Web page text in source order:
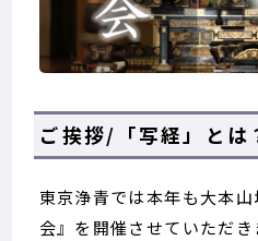
ご挨拶/「写経」とは
東京浄青では本年も大本
会』を開催させていただ